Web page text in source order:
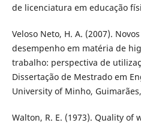
de licenciatura em educação
Veloso Neto, H. A. (2007).
desempenho em matéria de
trabalho: perspectiva de
Dissertação de Mestrado em
University of Minho,
Walton, R. E. (1973). Quality of